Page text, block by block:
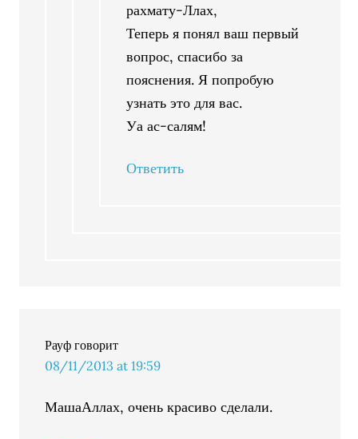
рахмату-Ллах,
Теперь я понял ваш первый
вопрос, спасибо за
пояснения. Я попробую
узнать это для вас.
Уа ас-салям!
Ответить
Рауф говорит
08/11/2013 at 19:59
МашаАллах, очень красиво сделали.